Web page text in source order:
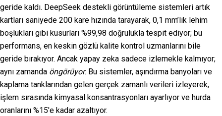
geride kaldı. DeepSeek destekli görüntüleme sistemleri artık
kartları saniyede 200 kare hızında tarayarak, 0,1 mm’lik lehim
boşlukları gibi kusurları %99,98 doğrulukla tespit ediyor; bu
performans, en keskin gözlü kalite kontrol uzmanlarını bile
geride bırakıyor. Ancak yapay zeka sadece izlemekle kalmıyor;
aynı zamanda öngörüyor. Bu sistemler, aşındırma banyoları ve
kaplama tanklarından gelen gerçek zamanlı verileri izleyerek,
işlem sırasında kimyasal konsantrasyonları ayarlıyor ve hurda
oranlarını %15'e kadar azaltıyor.